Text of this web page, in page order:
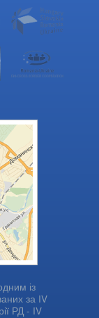
із
за IV
РД - IV